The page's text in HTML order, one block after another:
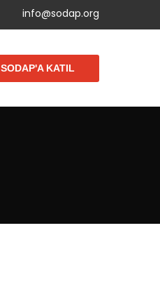
info@sodap.org
SODAP'A KATIL